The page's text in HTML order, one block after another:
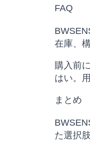
FAQ
在庫、
購入前
はい。
まとめ
た選択